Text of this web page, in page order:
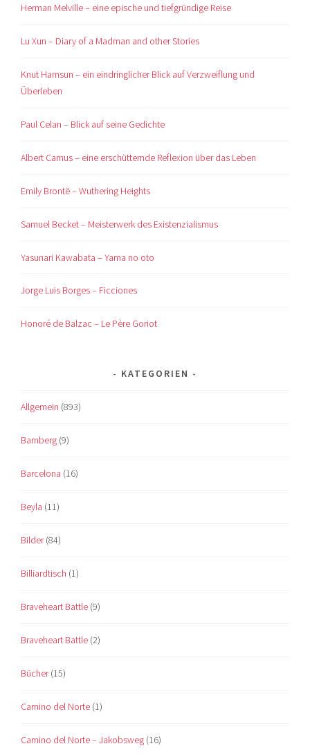
Herman Melville – eine epische und tiefgründige Reise
Lu Xun – Diary of a Madman and other Stories
Knut Hamsun – ein eindringlicher Blick auf Verzweiflung und
Überleben
Paul Celan – Blick auf seine Gedichte
Albert Camus – eine erschütternde Reflexion über das Leben
Emily Brontë – Wuthering Heights
Samuel Becket – Meisterwerk des Existenzialismus
Yasunari Kawabata – Yama no oto
Jorge Luis Borges – Ficciones
Honoré de Balzac – Le Père Goriot
KATEGORIEN
Allgemein (893)
Bamberg (9)
Barcelona (16)
Beyla (11)
Bilder(84)
Billiardtisch (1)
Braveheart Battle (9)
Braveheart Battle (2)
Bücher(15)
Camino del Norte (1)
Camino del Norte – Jakobsweg (16)